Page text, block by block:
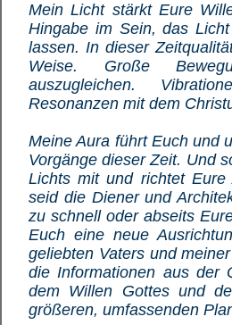
Mein Licht stärkt Eure
Hingabe im Sein, das
lassen. In dieser
Weise. Große
auszugleichen.
Resonanzen mit dem
Meine Aura führt Euch und
Vorgänge dieser Zeit. Und
Lichts mit und richtet
seid die Diener und
zu schnell oder abseits
Euch eine neue
geliebten Vaters und
die Informationen aus der
dem Willen Gottes und
größeren, umfassenden